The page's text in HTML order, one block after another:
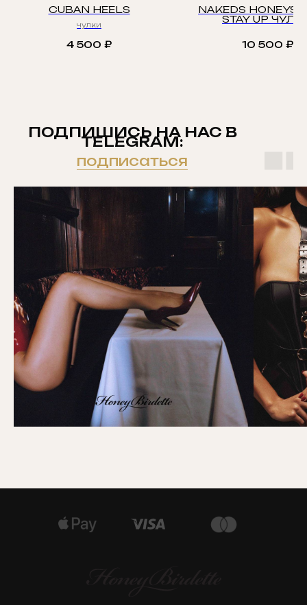
CUBAN HEELS
чулки
4 500 ₽
NAKEDS
STAY UP
10 500 ₽
ПОДПИШИСЬ НА НАС В
TELEGRAM:
подписаться